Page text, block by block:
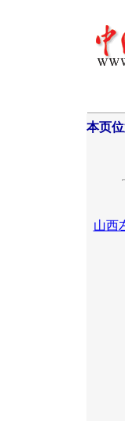
本页位
山西